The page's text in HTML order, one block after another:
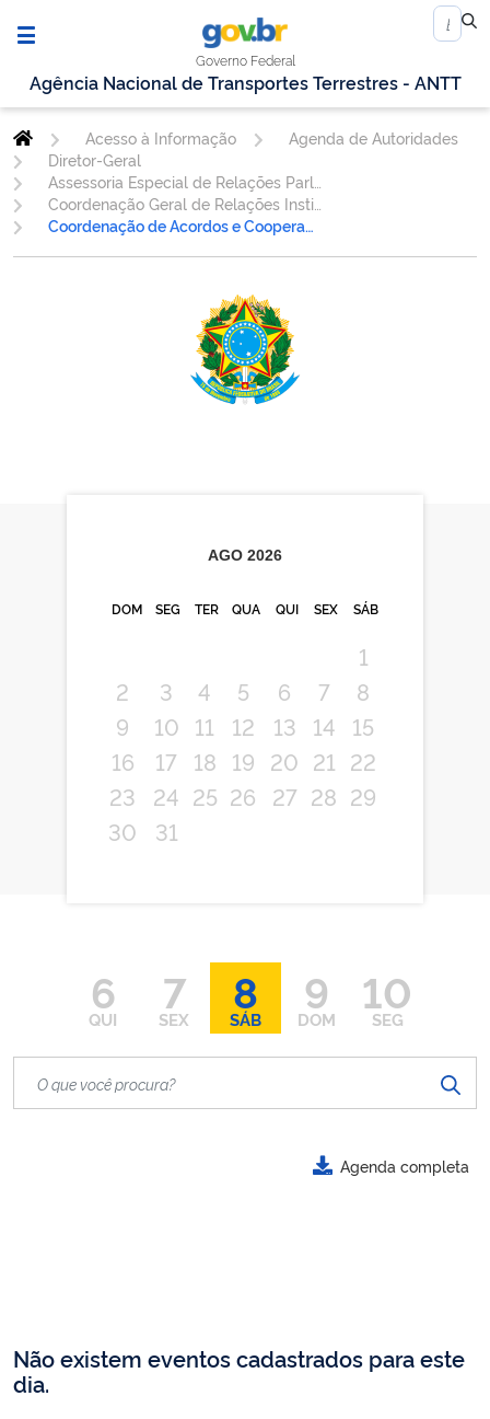
Governo Federal
Agência Nacional de Transportes Terrestres - ANTT
Acesso à Informação
Agenda de Autoridades
Diretor-Geral
Coordenação de Acordos e Cooperação - COACT
AGO 2026
DOM SEG TER QUA QUI SEX SÁB
1
2
3 4 5 6 7
8
9
10 11 12 13 14
15
16
17 18 19 20 21
22
23
24 25 26 27 28 29
30
31
6
QUI
7
SEX
8
SÁB
9
DOM
10
SEG
Agenda completa
Não existem eventos cadastrados para este
dia.